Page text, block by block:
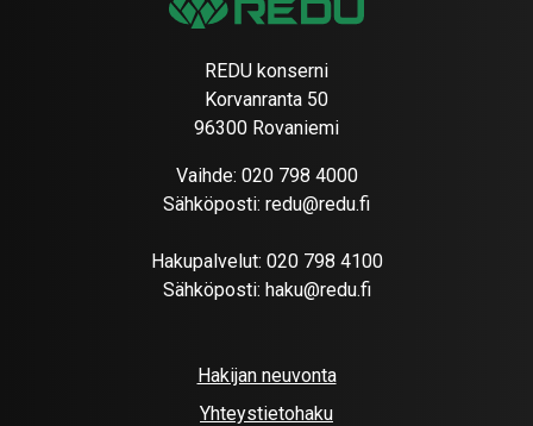
REDU konserni
Korvanranta 50
96300 Rovaniemi
Vaihde: 020 798 4000
Sähköposti: redu@redu.fi
Hakupalvelut: 020 798 4100
Sähköposti: haku@redu.fi
Hakijan neuvonta
Yhteystietohaku